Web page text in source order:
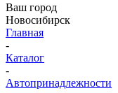
Ваш город
Новосибирск
Главная
-
Каталог
-
Автопринадлежности